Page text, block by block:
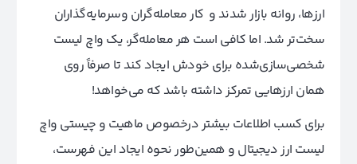
ارزها، روانه بازار شدند و کار معامله‌گران وسرمایه‌گذاران
سخت‌تر شد. اما کافی است هر معامله‌گر، یک واچ لیست
شخصی‌سازی‌شده برای خودش ایجاد کند تا صرفاً روی
همان ارزهایی تمرکز داشته باشد که می‌خواهد!
برای کسب اطلاعات بیشتر در‌خصوص ماهیت و چیستی واچ
لیست ارز دیجیتال و همین‌طور نحوه ایجاد این فهرست،